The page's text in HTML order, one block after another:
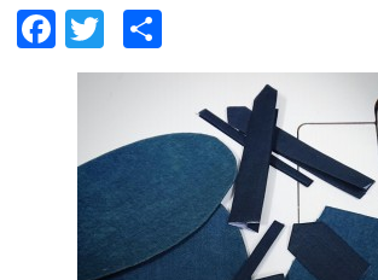
Facebook
Twitter
有